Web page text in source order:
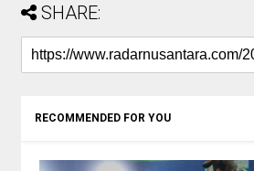
SHARE:
RECOMMENDED FOR YOU